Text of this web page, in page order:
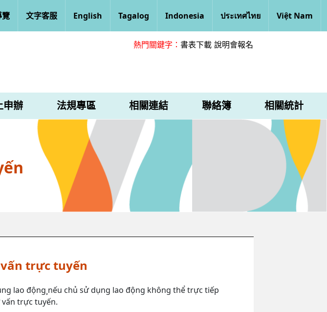
覽 文字客服 English Tagalog Indonesia ประเทศไทย Việt Nam
熱門關鍵字： 書表下載 說明會報名
申辦 法規專區 相關連結 聯絡簿 相關統計
trực tuyến
lao động¸nếu chủ sử dụng lao động không thể trực tiếp
trực tuyến.